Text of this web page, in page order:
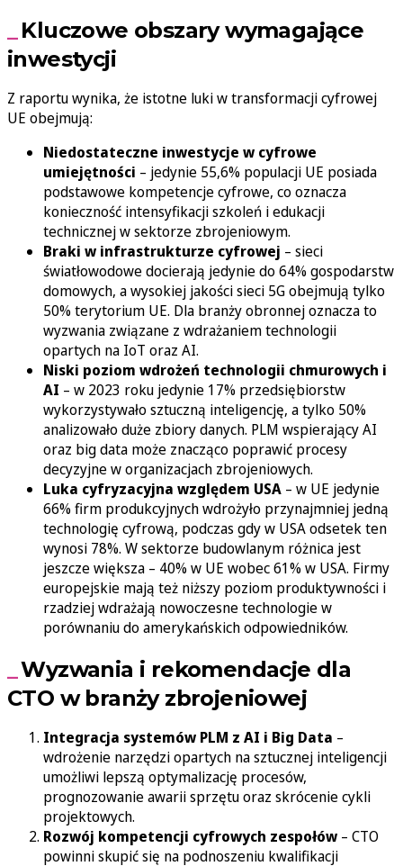
Kluczowe obszary wymagające
inwestycji
Z raportu wynika, że istotne luki w transformacji cyfrowej
UE obejmują:
Niedostateczne inwestycje w cyfrowe
umiejętności – jedynie 55,6% populacji UE posiada
podstawowe kompetencje cyfrowe, co oznacza
konieczność intensyfikacji szkoleń i edukacji
technicznej w sektorze zbrojeniowym.
Braki w infrastrukturze cyfrowej – sieci
światłowodowe docierają jedynie do 64% gospodarstw
domowych, a wysokiej jakości sieci 5G obejmują tylko
50% terytorium UE. Dla branży obronnej oznacza to
wyzwania związane z wdrażaniem technologii
opartych na IoT oraz AI.
Niski poziom wdrożeń technologii chmurowych i
AI – w 2023 roku jedynie 17% przedsiębiorstw
wykorzystywało sztuczną inteligencję, a tylko 50%
analizowało duże zbiory danych. PLM wspierający AI
oraz big data może znacząco poprawić procesy
decyzyjne w organizacjach zbrojeniowych.
Luka cyfryzacyjna względem USA – w UE jedynie
66% firm produkcyjnych wdrożyło przynajmniej jedną
technologię cyfrową, podczas gdy w USA odsetek ten
wynosi 78%. W sektorze budowlanym różnica jest
jeszcze większa – 40% w UE wobec 61% w USA. Firmy
europejskie mają też niższy poziom produktywności i
rzadziej wdrażają nowoczesne technologie w
porównaniu do amerykańskich odpowiedników.
Wyzwania i rekomendacje dla
CTO w branży zbrojeniowej
Integracja systemów PLM z AI i Big Data –
wdrożenie narzędzi opartych na sztucznej inteligencji
umożliwi lepszą optymalizację procesów,
prognozowanie awarii sprzętu oraz skrócenie cykli
projektowych.
Rozwój kompetencji cyfrowych zespołów – CTO
powinni skupić się na podnoszeniu kwalifikacji